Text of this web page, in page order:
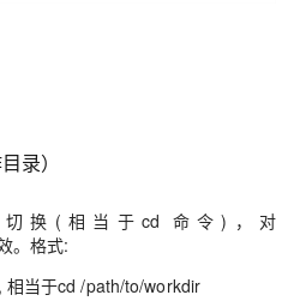
录）
换 ( 相当于 cd 命令) ，对
。格式:
相当于cd /path/to/workdir